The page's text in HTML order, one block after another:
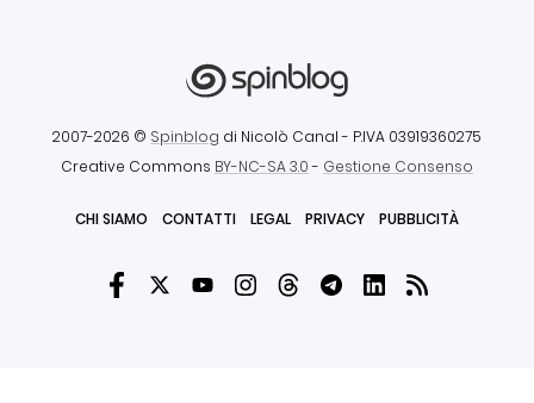
2007-2026 © Spinblog di Nicolò Canal - P.IVA 03919360275
Creative Commons BY-NC-SA 3.0- Gestione Consenso
CHI SIAMO CONTATTI LEGAL PRIVACY PUBBLICITÀ